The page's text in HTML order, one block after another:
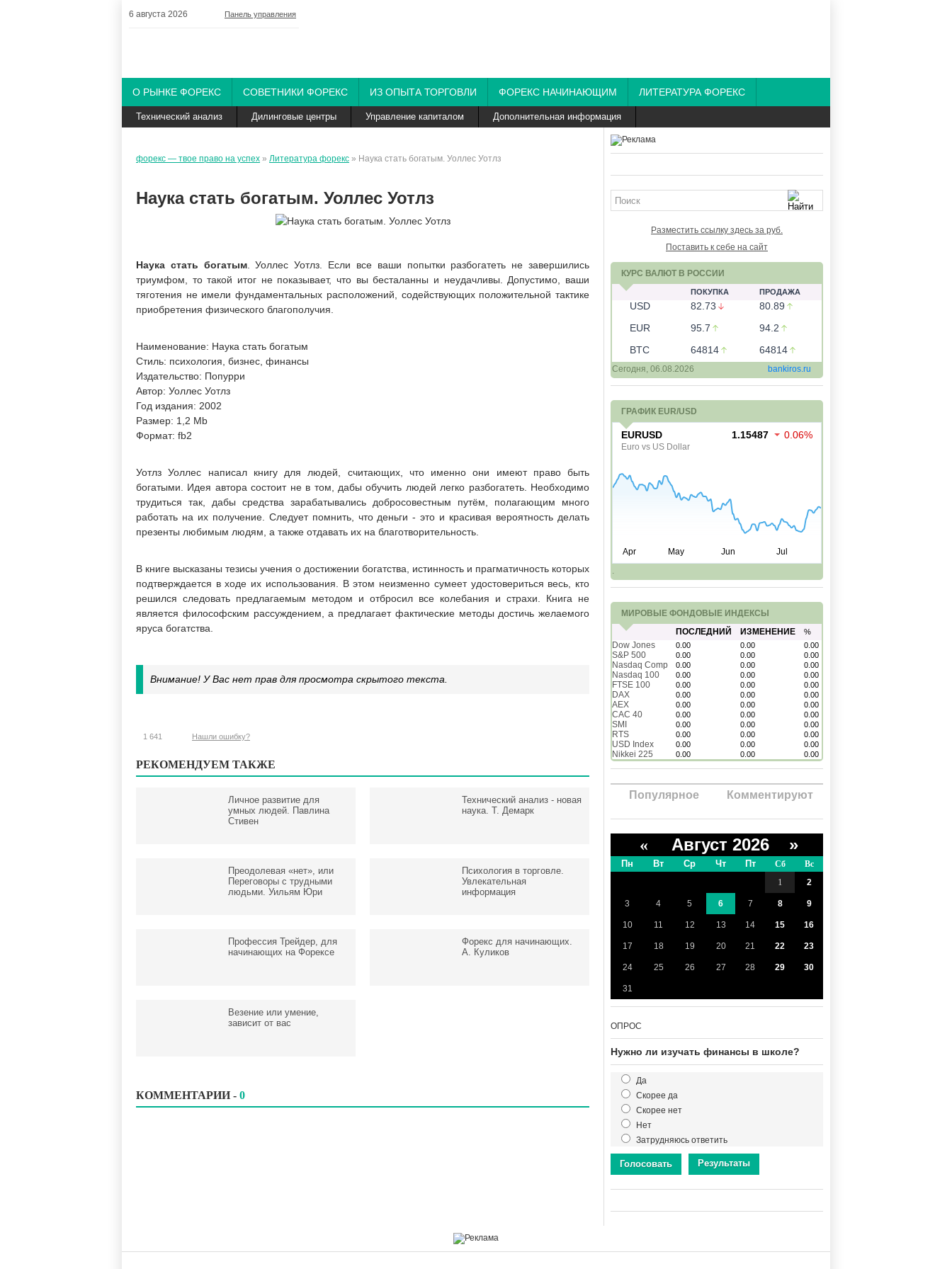
6 августа 2026 Панель управления
О РЫНКЕ ФОРЕКС СОВЕТНИКИ ФОРЕКС ИЗ ОПЫТА ТОРГОВЛИ ФОРЕКС НАЧИНАЮЩИМ ЛИТЕРАТУРА ФОРЕКС
Технический анализ Дилинговые центры Управление капиталом Дополнительная информация
форекс — твое право на успех » Литература форекс » Наука стать богатым. Уоллес Уотлз
Наука стать богатым. Уоллес Уотлз
Наука стать богатым. Уоллес Уотлз. Если все ваши попытки разбогатеть не завершились
триумфом, то такой итог не показывает, что вы бесталанны и неудачливы. Допустимо, ваши
тяготения не имели фундаментальных расположений, содействующих положительной тактике
приобретения физического благополучия.
Наименование: Наука стать богатым
Стиль: психология, бизнес, финансы
Издательство: Попурри
Автор: Уоллес Уотлз
Год издания: 2002
Размер: 1,2 Mb
Формат: fb2
Уотлз Уоллес написал книгу для людей, считающих, что именно они имеют право быть
богатыми. Идея автора состоит не в том, дабы обучить людей легко разбогатеть. Необходимо
трудиться так, дабы средства зарабатывались добросовестным путём, полагающим много
работать на их получение. Следует помнить, что деньги - это и красивая вероятность делать
презенты любимым людям, а также отдавать их на благотворительность.
В книге высказаны тезисы учения о достижении богатства, истинность и прагматичность которых
подтверждается в ходе их использования. В этом неизменно сумеет удостовериться весь, кто
решился следовать предлагаемым методом и отбросил все колебания и страхи. Книга не
является философским рассуждением, а предлагает фактические методы достичь желаемого
яруса богатства.
Внимание! У Вас нет прав для просмотра скрытого текста.
1 641 Нашли ошибку?
РЕКОМЕНДУЕМ ТАКЖЕ
Личное развитие для
умных людей. Павлина
Стивен
Технический анализ - новая
наука. Т. Демарк
Преодолевая «нет», или
Переговоры с трудными
людьми. Уильям Юри
Психология в торговле.
Увлекательная
информация
Профессия Трейдер, для
начинающих на Форексе
Форекс для начинающих.
А. Куликов
Везение или умение,
зависит от вас
КОММЕНТАРИИ - 0
Разместить ссылку здесь за руб.
Поставить к себе на сайт
КУРС ВАЛЮТ В РОССИИ
ПОКУПКА ПРОДАЖА
USD 82.73
80.89
EUR
95.7
94.2
BTC
64814 64814
Сегодня, 06.08.2026 bankiros.ru
ГРАФИК EUR/USD
.
МИРОВЫЕ ФОНДОВЫЕ ИНДЕКСЫ
ПОСЛЕДНИЙ
ИЗМЕНЕНИЕ %
Dow Jones 0.00 0.00 0.00
S&P 500 0.00 0.00 0.00
Nasdaq Comp 0.00 0.00 0.00
Nasdaq 100 0.00 0.00 0.00
FTSE 100 0.00 0.00 0.00
DAX 0.00 0.00 0.00
AEX 0.00 0.00 0.00
CAC 40 0.00 0.00 0.00
SMI 0.00 0.00 0.00
RTS 0.00 0.00 0.00
USD Index 0.00 0.00 0.00
Nikkei 225 0.00 0.00 0.00
Популярное Комментируют
« Август 2026 »
Пн Вт Ср Чт Пт Сб Вс
1 2
3 4 5 6 7 8 9
10 11 12 13 14 15 16
17 18 19 20 21 22 23
24 25 26 27 28 29 30
31
ОПРОС
Нужно ли изучать финансы в школе?
Да
Скорее да
Скорее нет
Нет
Затрудняюсь ответить
Голосовать Результаты